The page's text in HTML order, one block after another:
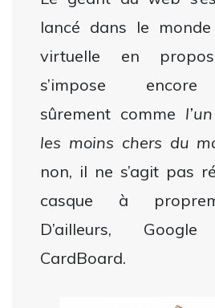
lancé dans le
virtuelle en
s’impose encore
sûrement comme
les moins chers du
non, il ne s’agit pas
casque à
D’ailleurs,
CardBoard.